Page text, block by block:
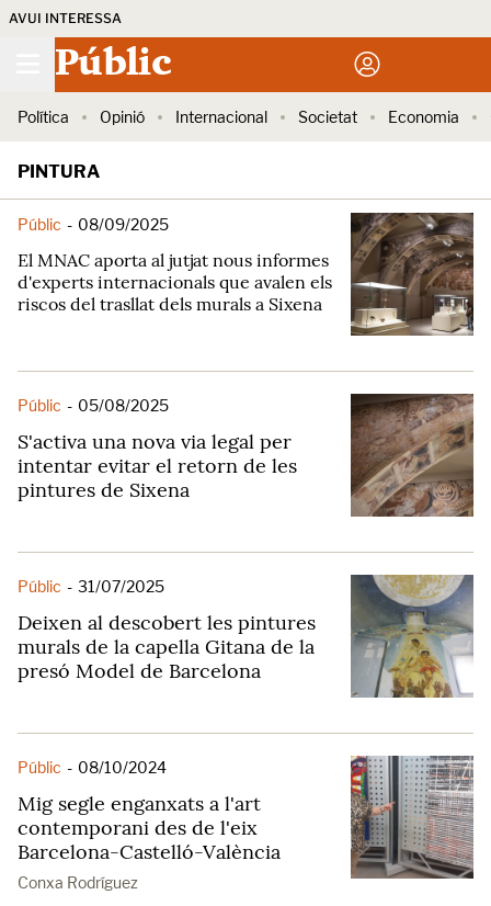
AVUI INTERESSA
Públic
Política Opinió Internacional Societat Economia
PINTURA
Públic - 08/09/2025
El MNAC aporta al jutjat nous informes
d'experts internacionals que avalen els
riscos del trasllat dels murals a Sixena
Públic - 05/08/2025
S'activa una nova via legal per
intentar evitar el retorn de les
pintures de Sixena
Públic - 31/07/2025
Deixen al descobert les pintures
murals de la capella Gitana de la
presó Model de Barcelona
Públic - 08/10/2024
Mig segle enganxats a l'art
contemporani des de l'eix
Barcelona-Castelló-València
Conxa Rodríguez